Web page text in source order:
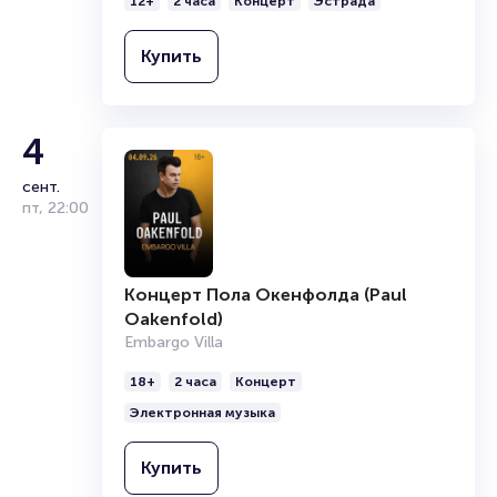
Купить
4
сент.
пт, 22:00
Концерт Пола Окенфолда (Paul
Oakenfold)
Embargo Villa
18+ 2 часа
Концерт
Электронная музыка
Купить